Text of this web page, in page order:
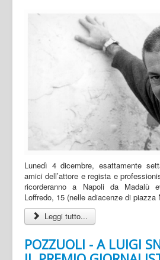
Lunedì 4 dicembre, esattamente
amici dell’attore e regista e
ricorderanno a Napoli da Madalù
Loffredo, 15 (nelle adiacenze di piazza
Leggi tutto...
POZZUOLI - A LUIGI